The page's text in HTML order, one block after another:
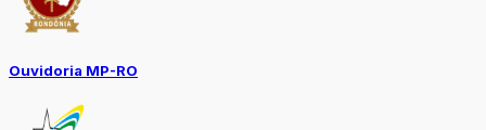
Ouvidoria MP-RO